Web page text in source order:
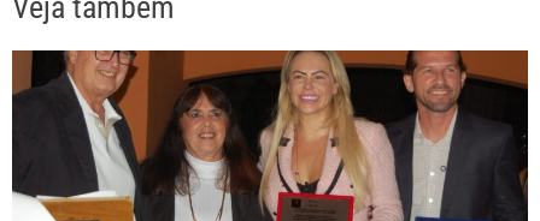
g
a
ã
Veja também